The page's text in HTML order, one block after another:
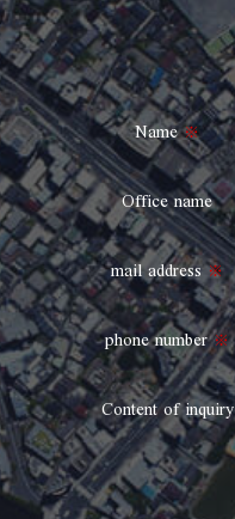
Name※
Office name
mail address※
phone number※
Content of inquiry